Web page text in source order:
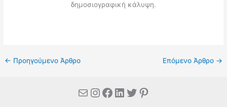
δημοσιογραφική κάλυψη.
← Προηγούμενο Άρθρο Επόμενο Άρθρο →
MailInstagram
Facebook
Linkedin
Twitter
Pinterest